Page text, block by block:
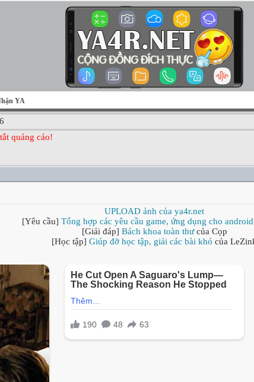
YA
quảng cáo!
UPLOAD ảnh của ya4r.net
[Yêu cầu] Tổng hợp các yêu cầu game, ứng dụng cho android
[Giải đáp] Bách khoa toàn thưcủa Cọp
[Học tập] Giúp đỡ học tập, giải các bài khó của